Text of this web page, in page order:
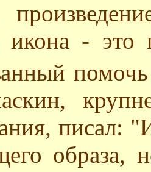
- это
писал:
образа,